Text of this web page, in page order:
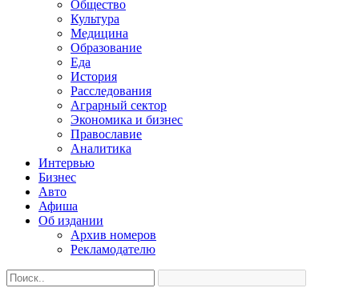
Общество
Культура
Медицина
Образование
Еда
История
Расследования
Аграрный сектор
Экономика и бизнес
Православие
Аналитика
Интервью
Бизнес
Авто
Афиша
Об издании
Архив номеров
Рекламодателю